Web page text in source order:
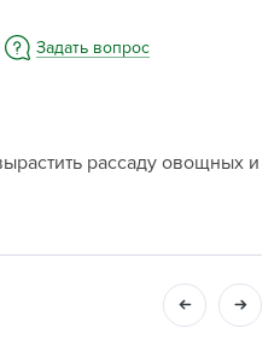
Задать вопрос
рассаду овощных и